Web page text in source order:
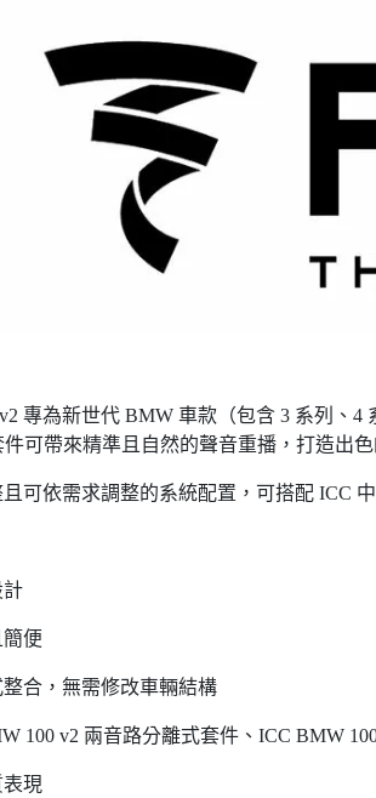
專為新世代 BMW 車款（包含 3 系列、
件可帶來精準且自然的聲音重播，打造出
可依需求調整的系統配置，可搭配 ICC
計
便
合，無需修改車輛結構
100 v2 兩音路分離式套件、ICC BMW
現